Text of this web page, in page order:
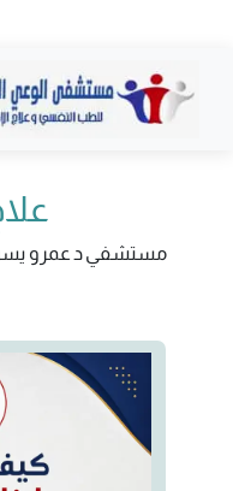
مستشفي د عمرو